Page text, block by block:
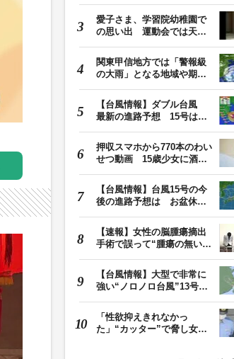
愛子さま、学習院幼稚園で
の思い出 運動会では天皇
関東甲信地方では「警報級
の大雨」となる地域や期間
【台風情報】ダブル台風
最新の進路予想 15号は北
押収スマホから770本のわい
せつ動画 15歳少女に酒と
【台風情報】台風15号の今
後の進路予想は お盆休み
【速報】女性の脳腫瘍摘出
手術で誤って“腫瘍の無い部
【台風情報】大型で非常に
強い“ノロノロ台風”13号の
「性欲抑えきれなかっ
た」“カッター”で脅し女子